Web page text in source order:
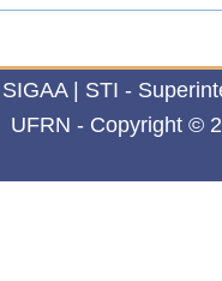
2008.2
SIGAA | STI -
UFRN - Copyright ©